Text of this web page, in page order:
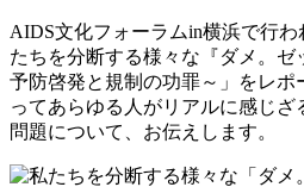
AIDS文化フォーラムin横浜で行
たちを分断する様々な『ダメ。ゼ
予防啓発と規制の功罪～」をレポ
ってあらゆる人がリアルに感じざ
問題について、お伝えします。